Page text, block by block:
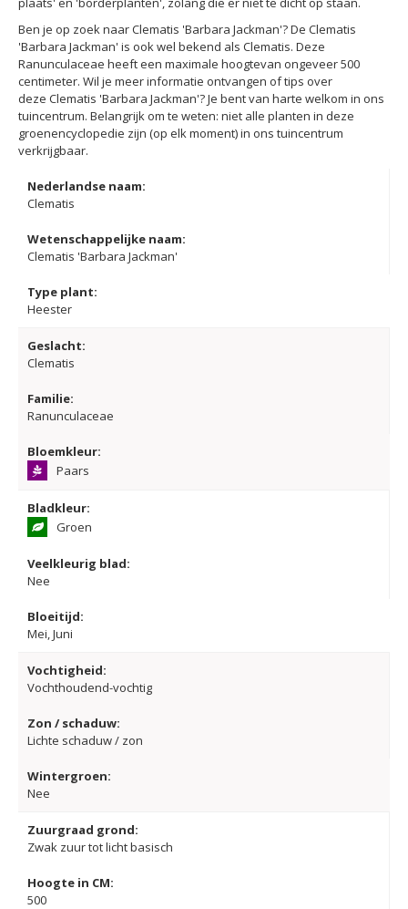
Ben je op zoek naar Clematis 'Barbara Jackman'? De Clematis
'Barbara Jackman' is ook wel bekend als Clematis. Deze
Ranunculaceae heeft een maximale hoogtevan ongeveer 500
centimeter. Wil je meer informatie ontvangen of tips over
deze Clematis 'Barbara Jackman'? Je bent van harte welkom in ons
tuincentrum. Belangrijk om te weten: niet alle planten in deze
groenencyclopedie zijn (op elk moment) in ons tuincentrum
verkrijgbaar.
Nederlandse naam:
Clematis
Wetenschappelijke naam:
Clematis 'Barbara Jackman'
Type plant:
Heester
Geslacht:
Clematis
Familie:
Ranunculaceae
Bloemkleur:
Paars
Bladkleur:
Groen
Veelkleurig blad:
Nee
Bloeitijd:
Mei, Juni
Vochtigheid:
Vochthoudend-vochtig
Zon / schaduw:
Lichte schaduw / zon
Wintergroen:
Nee
Zuurgraad grond:
Zwak zuur tot licht basisch
Hoogte in CM:
500